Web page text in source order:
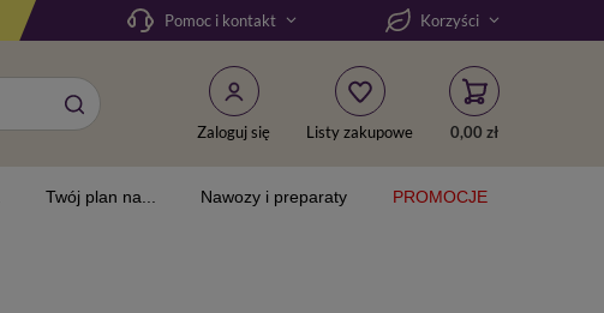
Pomoc i kontakt Korzyści
Zaloguj się Listy zakupowe 0,00 zł
Twój plan na... Nawozy i preparaty PROMOCJE